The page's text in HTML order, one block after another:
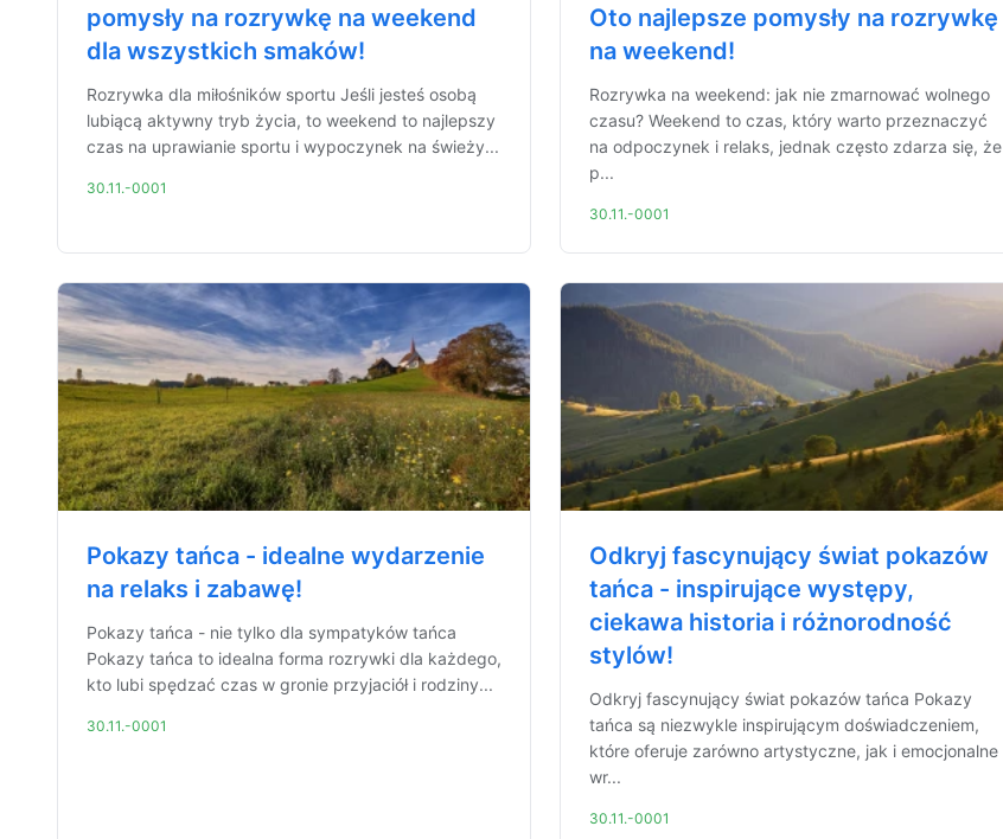
pomysły na rozrywkę na weekend
dla wszystkich smaków!
Rozrywka dla miłośników sportu Jeśli jesteś osobą
lubiącą aktywny tryb życia, to weekend to najlepszy
czas na uprawianie sportu i wypoczynek na świeży...
30.11.-0001
Oto najlepsze pomysły na rozrywkę
na weekend!
Rozrywka na weekend: jak nie zmarnować wolnego
czasu? Weekend to czas, który warto przeznaczyć
na odpoczynek i relaks, jednak często zdarza się, że
p...
30.11.-0001
Pokazy tańca - idealne wydarzenie
na relaks i zabawę!
Pokazy tańca - nie tylko dla sympatyków tańca
Pokazy tańca to idealna forma rozrywki dla każdego,
kto lubi spędzać czas w gronie przyjaciół i rodziny...
30.11.-0001
Odkryj fascynujący świat pokazów
tańca - inspirujące występy,
ciekawa historia i różnorodność
stylów!
Odkryj fascynujący świat pokazów tańca Pokazy
tańca są niezwykle inspirującym doświadczeniem,
które oferuje zarówno artystyczne, jak i emocjonalne
wr...
30.11.-0001